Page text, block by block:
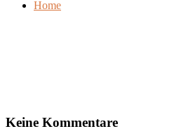
Home
Keine Kommentare